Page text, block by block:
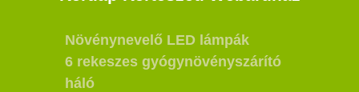
Növénynevelő LED lámpák
6 rekeszes gyógynövényszárító
háló